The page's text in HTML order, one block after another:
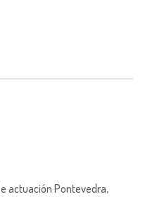
actuación Pontevedra,